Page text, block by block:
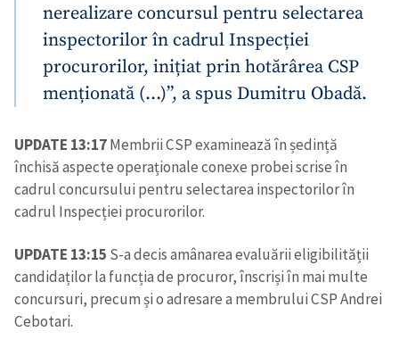
Trimite o informație
Despre ZdG
in English
на русском
nerealizare concursul pentru selectarea
inspectorilor în cadrul Inspecției
procurorilor, inițiat prin hotărârea CSP
menționată (…)”, a spus Dumitru Obadă.
UPDATE 13:17Membrii CSP examinează în ședință
închisă aspecte operaționale conexe probei scrise în
cadrul concursului pentru selectarea inspectorilor în
cadrul Inspecției procurorilor.
UPDATE 13:15 S-a decis amânarea evaluării eligibilității
candidaților la funcția de procuror, înscriși în mai multe
concursuri, precum și o adresare a membrului CSP Andrei
Cebotari.